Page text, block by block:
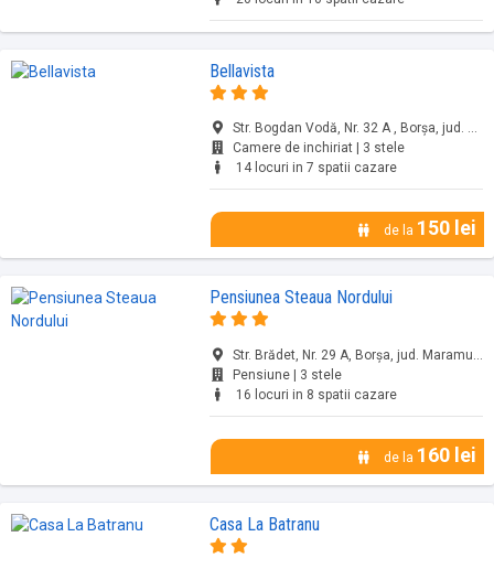
Bellavista
Str. Bogdan Vodă, Nr. 32 A , Borșa, jud. Maramureș
Camere de inchiriat | 3 stele
14 locuri in 7 spatii cazare
de la 150 lei
Pensiunea Steaua Nordului
Str. Brădet, Nr. 29 A, Borșa, jud. Maramureș
Pensiune | 3 stele
16 locuri in 8 spatii cazare
de la 160 lei
Casa La Batranu